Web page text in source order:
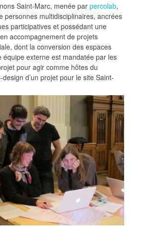
Saint-Marc, menée par percolab,
personnes multidisciplinaires, ancrées
participatives et possédant une
accompagnement de projets
dont la conversion des espaces
équipe externe est mandatée par les
pour agir comme hôtes du
d’un projet pour le site Saint-